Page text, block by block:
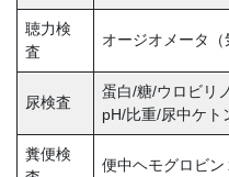
聴力検
査
オージオメータ（
尿検査
蛋白/糖/ウロビリ
pH/比重/尿中ケト
糞便検
便中ヘモグロビン